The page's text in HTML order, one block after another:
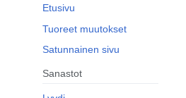
Etusivu
Tuoreet muutokset
Satunnainen sivu
Sanastot